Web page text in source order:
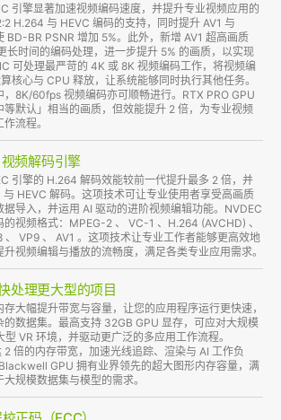
引擎显著加速视频编码速度，并提升专业视频应用的
H.264 与 HEVC 编码的支持，同时提升 AV1 与
BD-BR PSNR 增加 5%。此外，新增 AV1 超高画质
长时间的编码处理，进一步提升 5% 的画质，以实现
可处理最严苛的 4K 或 8K 视频编码工作，将视频编
核心与 CPU 释放，让系统能够同时执行其他任务。
，8K/60fps 视频编码亦可顺畅进行。RTX PRO GPU
默认」相当的画质，但效能提升 2 倍，为专业视频
流程。
频解码引擎
引擎的 H.264 解码效能较前一代提升最多 2 倍，并
HEVC 解码。这项技术可让专业使用者享受高画质
导入，并运用 AI 驱动的进阶视频编辑功能。NVDEC
视频格式：MPEG-2 、 VC-1 、H.264 (AVCHD) 、
、 VP9 、 AV1 。这项技术让专业工作者能够更高效地
视频编辑与播放的流畅度，满足各类专业应用需求。
处理更大型的项目
大幅提升带宽与容量，让您的应用程序运行更快速，
的数据集。最高支持 32GB GPU 显存，可应对大规模
VR 环境，并驱动更广泛的多应用工作流程。
倍的内存带宽，加速光线追踪、渲染与 AI 工作负
GPU 拥有业界领先的超大图形内存容量，满
规模数据集与模型的需求。